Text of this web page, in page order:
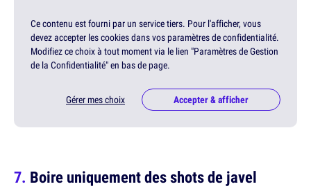
Ce contenu est fourni par un service tiers. Pour l'afficher, vous
devez accepter les cookies dans vos paramètres de confidentialité.
Modifiez ce choix à tout moment via le lien "Paramètres de Gestion
de la Confidentialité" en bas de page.
Gérer mes choix Accepter & afficher
Boire uniquement des shots de javel